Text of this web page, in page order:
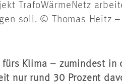
TrafoWärmeNetz
soll. © Thomas Heitz
fürs Klima – zumindest in
nur rund 30 Prozent